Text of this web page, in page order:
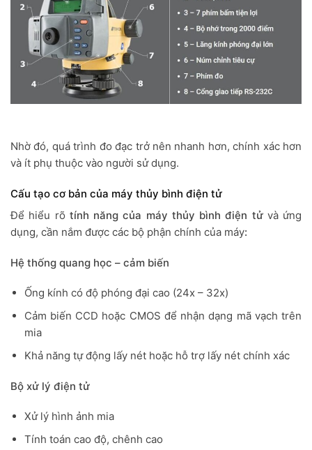
Nhờ đó, quá trình đo đạc trở nên nhanh hơn, chính xác hơn
và ít phụ thuộc vào người sử dụng.
Cấu tạo cơ bản của máy thủy bình điện tử
Để hiểu rõ tính năng của máy thủy bình điện tử và ứng
dụng, cần nắm được các bộ phận chính của máy:
Hệ thống quang học – cảm biến
Ống kính có độ phóng đại cao (24x – 32x)
Cảm biến CCD hoặc CMOS để nhận dạng mã vạch trên
mia
Khả năng tự động lấy nét hoặc hỗ trợ lấy nét chính xác
Bộ xử lý điện tử
Xử lý hình ảnh mia
Tính toán cao độ, chênh cao